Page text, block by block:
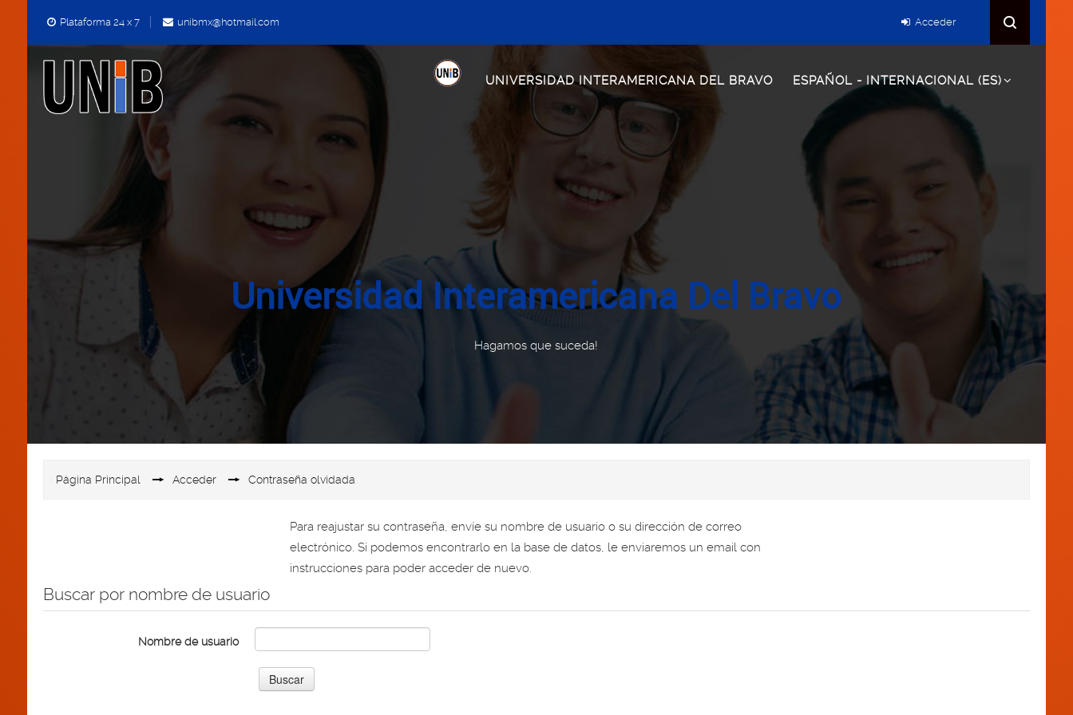
Plataforma 24 x 7 unibmx@hotmail.com Acceder
UNIVERSIDAD INTERAMERICANA DEL BRAVO ESPAÑOL - INTERNACIONAL ‎(ES)‎
Universidad Interamericana Del Bravo
Hagamos que suceda!
Página Principal ▶︎ Acceder ▶︎ Contraseña olvidada
Para reajustar su contraseña, envíe su nombre de usuario o su dirección de correo
electrónico. Si podemos encontrarlo en la base de datos, le enviaremos un email con
instrucciones para poder acceder de nuevo.
Buscar por nombre de usuario
Nombre de usuario